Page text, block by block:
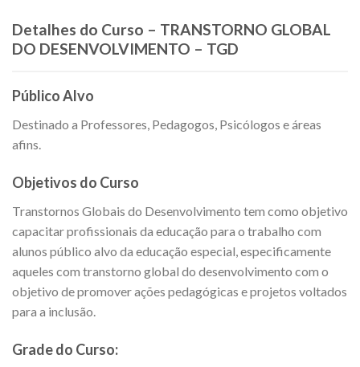
Detalhes do Curso – TRANSTORNO GLOBAL
DO DESENVOLVIMENTO – TGD
Público Alvo
Destinado a Professores, Pedagogos, Psicólogos e áreas
afins.
Objetivos do Curso
Transtornos Globais do Desenvolvimento tem como objetivo
capacitar profissionais da educação para o trabalho com
alunos público alvo da educação especial, especificamente
aqueles com transtorno global do desenvolvimento com o
objetivo de promover ações pedagógicas e projetos voltados
para a inclusão.
Grade do Curso: